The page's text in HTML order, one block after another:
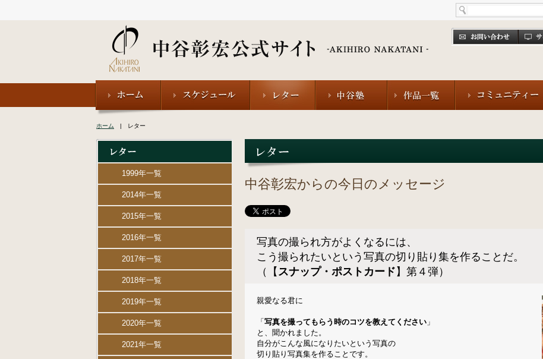
ホーム | レター
中谷彰宏からの今日のメッセージ
写真の撮られ方がよくなるには、
こう撮られたいという写真の切り貼り集を作ることだ。
（【 スナップ・ポストカード 】第４弾）
親愛なる君に
「 写真を撮ってもらう時のコツを教えてください 」
と、聞かれました。
自分がこんな風になりたいという写真の
切り貼り写真集を作ることです。
1999年一覧
2014年一覧
2015年一覧
2016年一覧
2017年一覧
2018年一覧
2019年一覧
2020年一覧
2021年一覧